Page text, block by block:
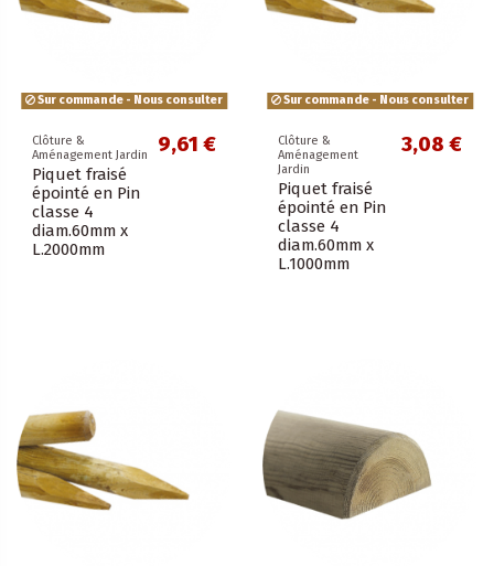
Sur commande - Nous consulter
Clôture &
Aménagement Jardin
Piquet fraisé
épointé en Pin
classe 4
diam.60mm x
L.2000mm
9,61 €
Sur commande - Nous consulter
Clôture &
Aménagement
Jardin
Piquet fraisé
épointé en Pin
classe 4
diam.60mm x
L.1000mm
3,08 €